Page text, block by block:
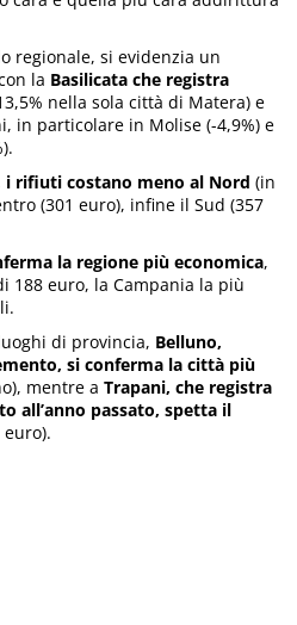
regionale, si evidenzia un
la Basilicata che registra
nella sola città di Matera) e
in particolare in Molise (-4,9%) e
i rifiuti costano meno al Nord (in
(301 euro), infine il Sud (357
la regione più economica,
188 euro, la Campania la più
di provincia, Belluno,
si conferma la città più
mentre aTrapani, che registra
all’anno passato, spetta il
euro).